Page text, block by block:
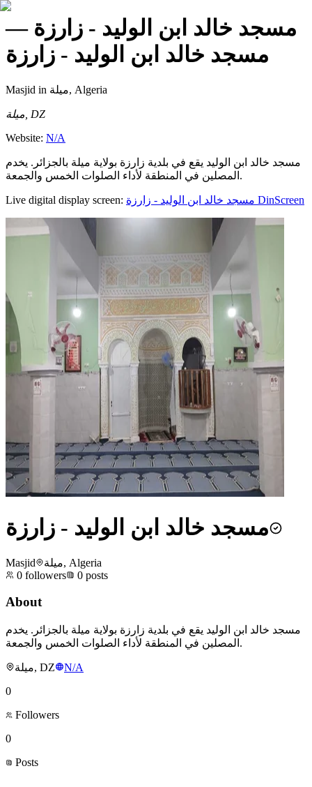
مسجد خالد ابن الوليد - زارزة —
مسجد خالد ابن الوليد - زارزة
Masjid in ميلة, Algeria
ميلة, DZ
Website: N/A
مسجد خالد ابن الوليد يقع في بلدية زارزة بولاية ميلة بالجزائر. يخدم
المصلين في المنطقة لأداء الصلوات الخمس والجمعة.
Live digital display screen: مسجد خالد ابن الوليد - زارزة DinScreen
مسجد خالد ابن الوليد - زارزة
Masjid
ميلة, Algeria
0 followers 0 posts
About
مسجد خالد ابن الوليد يقع في بلدية زارزة بولاية ميلة بالجزائر. يخدم
المصلين في المنطقة لأداء الصلوات الخمس والجمعة.
ميلة, DZ
N/A
0
Followers
0
Posts